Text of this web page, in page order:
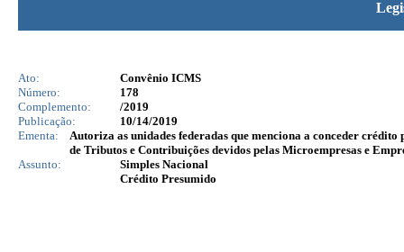
Ato:
Convênio ICMS
Número:
178
Complemento:
/2019
Publicação:
10/14/2019
Ementa:
Autoriza as unidades federadas que menciona a conceder
de Tributos e Contribuições devidos pelas Microempresas e
Assunto:
Simples Nacional
Crédito Presumido